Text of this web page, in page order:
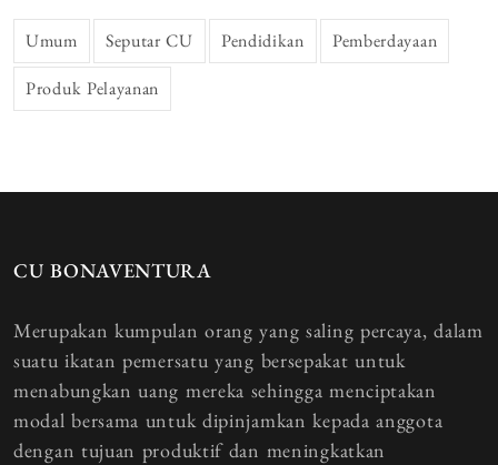
Umum Seputar CU Pendidikan Pemberdayaan
Produk Pelayanan
CU BONAVENTURA
Merupakan kumpulan orang yang saling percaya, dalam
suatu ikatan pemersatu yang bersepakat untuk
menabungkan uang mereka sehingga menciptakan
modal bersama untuk dipinjamkan kepada anggota
dengan tujuan produktif dan meningkatkan